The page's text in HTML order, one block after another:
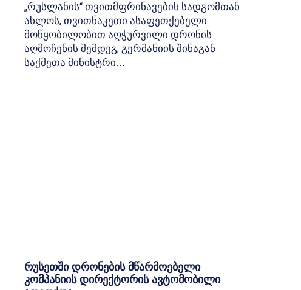
„რუსლანის“ თვითმფრინავების სადგომთან
ახლოს, თვითნაკეთი ასაფეთქებელი
მოწყობილობით აღჭურვილი დრონის
აღმოჩენის შემდეგ, გერმანიის შინაგან
საქმეთა მინისტრი...
რუსეთში დრონების მწარმოებელი
კომპანიის დირექტორის ავტომობილი